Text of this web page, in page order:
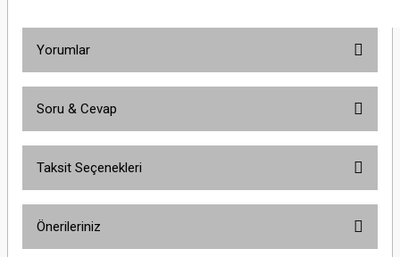
Yorumlar
Soru & Cevap
Taksit Seçenekleri
Önerileriniz